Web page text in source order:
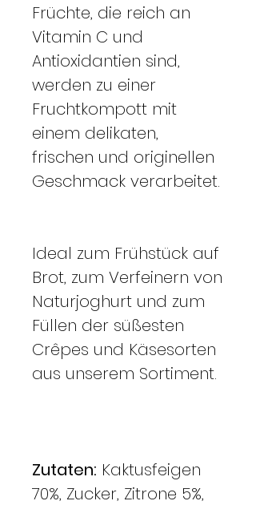
Früchte, die reich an
Vitamin C und
Antioxidantien sind,
werden zu einer
Fruchtkompott mit
einem delikaten,
frischen und originellen
Geschmack verarbeitet.
Ideal zum Frühstück auf
Brot, zum Verfeinern von
Naturjoghurt und zum
Füllen der süßesten
Crêpes und Käsesorten
aus unserem Sortiment.
Zutaten: Kaktusfeigen
70%, Zucker, Zitrone 5%,